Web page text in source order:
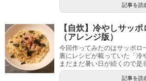
記事を読
【自炊】冷やしサッ
（アレンジ版）
今回作ってみたのはサッポロ
裏にレシピが載っていた「冷
まだまだ暑い日が続くので是
記事を読